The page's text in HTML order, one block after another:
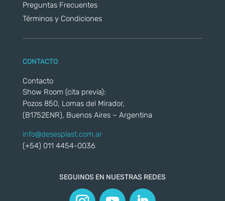
Preguntas Frecuentes
Términos y Condiciones
CONTACTO
Contacto
Show Room (cita previa):
Pozos 850, Lomas del Mirador,
(B1752ENR), Buenos Aires – Argentina
info@desesplast.com.ar
(+54) 011 4454-0036
SEGUINOS EN NUESTRAS REDES